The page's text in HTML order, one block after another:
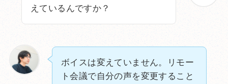
えているんですか？
ボイスは変えていません。リモー
ト会議で自分の声を変更すること